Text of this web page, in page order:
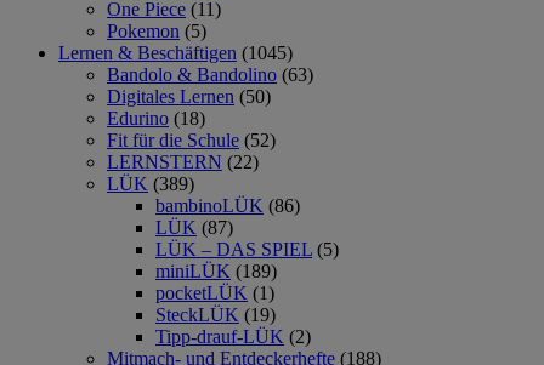
One Piece (11)
Pokemon (5)
Lernen & Beschäftigen (1045)
Bandolo & Bandolino (63)
Digitales Lernen (50)
Edurino (18)
Fit für die Schule (52)
LERNSTERN (22)
LÜK (389)
bambinoLÜK (86)
LÜK (87)
LÜK – DAS SPIEL (5)
miniLÜK (189)
pocketLÜK (1)
SteckLÜK (19)
Tipp-drauf-LÜK (2)
Mitmach- und Entdeckerhefte (188)